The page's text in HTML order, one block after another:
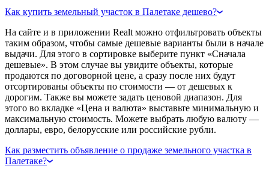
Как купить земельный участок в Палетаке дешево?
На сайте и в приложении Realt можно отфильтровать объекты
таким образом, чтобы самые дешевые варианты были в начале
выдачи. Для этого в сортировке выберите пункт «Сначала
дешевые». В этом случае вы увидите объекты, которые
продаются по договорной цене, а сразу после них будут
отсортированы объекты по стоимости — от дешевых к
дорогим. Также вы можете задать ценовой диапазон. Для
этого во вкладке «Цена и валюта» выставьте минимальную и
максимальную стоимость. Можете выбрать любую валюту —
доллары, евро, белорусские или российские рубли.
Как разместить объявление о продаже земельного участка в
Палетаке?